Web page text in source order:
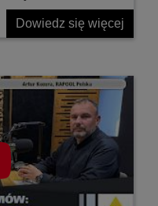
Dowiedz się więcej